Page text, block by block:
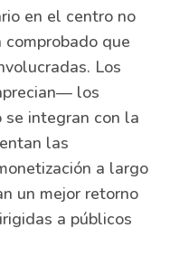
en el centro no
que
Los
los
se integran con la
las
a largo
un mejor retorno
a públicos